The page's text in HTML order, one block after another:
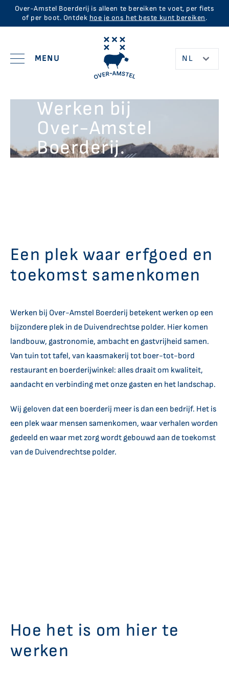
Over-Amstel Boerderij is alleen te bereiken te voet, per fiets
of per boot. Ontdek hoe je ons het beste kunt bereiken.
MENU
Beleef de Boerderij
Over Ons
Werken bij
Over-Amstel
Boerderij.
Een plek waar erfgoed en
toekomst samenkomen
Werken bij Over-Amstel Boerderij betekent werken op een
bijzondere plek in de Duivendrechtse polder. Hier komen
landbouw, gastronomie, ambacht en gastvrijheid samen.
Van tuin tot tafel, van kaasmakerij tot boer-tot-bord
restaurant en boerderijwinkel: alles draait om kwaliteit,
aandacht en verbinding met onze gasten en het landschap.
Wij geloven dat een boerderij meer is dan een bedrijf. Het is
een plek waar mensen samenkomen, waar verhalen worden
gedeeld en waar met zorg wordt gebouwd aan de toekomst
van de Duivendrechtse polder.
Hoe het is om hier te
werken